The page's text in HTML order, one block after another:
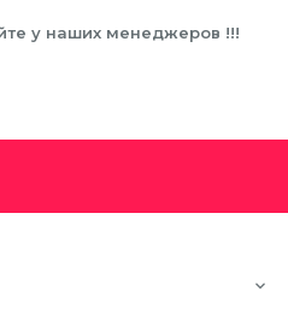
у наших менеджеров !!!
